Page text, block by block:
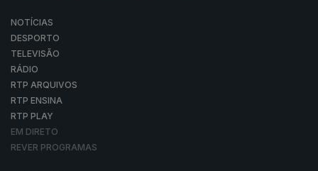
NOTÍCIAS
DESPORTO
TELEVISÃO
RÁDIO
RTP ARQUIVOS
RTP ENSINA
RTP PLAY
EM DIRETO
REVER PROGRAMAS